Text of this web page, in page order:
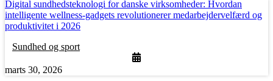
Digital sundhedsteknologi for danske virksomheder: Hvordan
intelligente wellness-gadgets revolutionerer medarbejdervelfærd og
produktivitet i 2026
Sundhed og sport
marts 30, 2026